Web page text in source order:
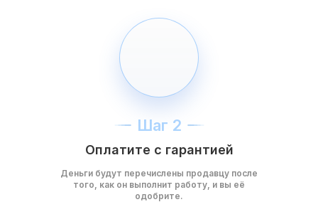
Шаг 2
Оплатите с гарантией
Деньги будут перечислены продавцу после
того, как он выполнит работу, и вы её
одобрите.